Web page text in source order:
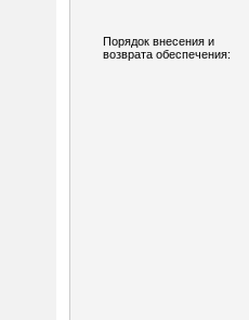
Порядок внесения и
возврата обеспечения: